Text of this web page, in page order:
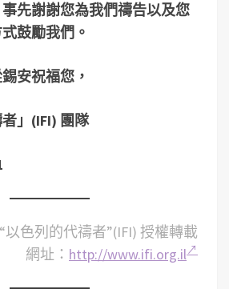
先謝謝您為我們禱告以及您
鼓勵我們。
安祝福您，
」 (IFI) 團隊
以色列的代禱者”(IFI) 授權轉載
網址： http://www.ifi.org.il